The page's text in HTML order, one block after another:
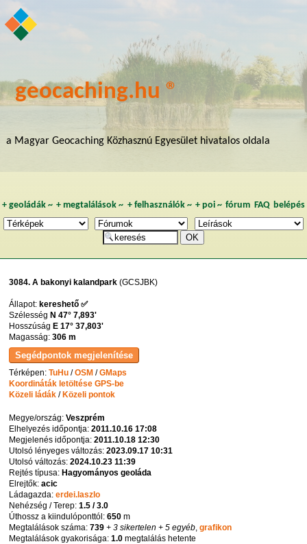
geocaching.hu ®
a Magyar Geocaching Közhasznú Egyesület hivatalos oldala
+ geoládák~ +megtalálások ~ + felhasználók~ + poi~ fórum FAQ belépés
3084. A bakonyi kalandpark (GCSJBK)
Állapot: kereshető ✅
Szélesség N 47° 7,893'
Hosszúság E 17° 37,803'
Magasság:306 m
Térképen:TuHu /OSM /GMaps
Koordináták letöltése GPS-be
Közeli ládák /Közeli pontok
Megye/ország:Veszprém
Elhelyezés időpontja:2011.10.16 17:08
Megjelenés időpontja:2011.10.18 12:30
Utolsó lényeges változás:2023.09.17 10:31
Utolsó változás:2024.10.23 11:39
Rejtés típusa:Hagyományos geoláda
Elrejtők:acic
Ládagazda:erdei.laszlo
Nehézség / Terep:1.5 / 3.0
Úthossz a kiindulóponttól:650 m
Megtalálások száma:739 + 3 sikertelen + 5 egyéb ,grafikon
Megtalálások gyakorisága:1.0 megtalálás hetente